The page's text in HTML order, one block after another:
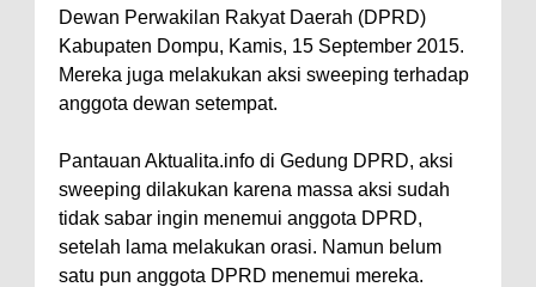
Inggris, Polres Bima Pererat
Silaturahmi dengan Masyarakat
Antusiasnya Warga dan Polisi
Spanyol di Mapolres Bima
Wali Kota Bima Tinjau Finalisasi
Pembangunan RSUD Kota Bima,
Pastikan Pemindahan Layanan
Dewan Perwakilan Rakyat Daerah (DPRD)
Kabupaten Dompu, Kamis, 15 September 2015.
Mereka juga melakukan aksi sweeping terhadap
anggota dewan setempat.
Pantauan Aktualita.info di Gedung DPRD, aksi
sweeping dilakukan karena massa aksi sudah
tidak sabar ingin menemui anggota DPRD,
setelah lama melakukan orasi. Namun belum
satu pun anggota DPRD menemui mereka.